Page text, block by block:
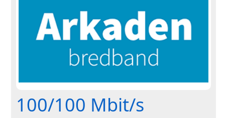
100/100 Mbit/s